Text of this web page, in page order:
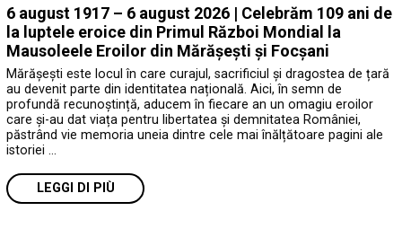
6 august 1917 – 6 august 2026 | Celebrăm 109 ani de
la luptele eroice din Primul Război Mondial la
Mausoleele Eroilor din Mărășești și Focșani
Mărășești este locul în care curajul, sacrificiul și dragostea de țară
au devenit parte din identitatea națională. Aici, în semn de
profundă recunoștință, aducem în fiecare an un omagiu eroilor
care și-au dat viața pentru libertatea și demnitatea României,
păstrând vie memoria uneia dintre cele mai înălțătoare pagini ale
istoriei …
LEGGI DI PIÙ